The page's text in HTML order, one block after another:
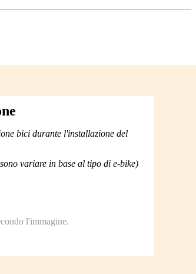
bici durante l'installazione del
variare in base al tipo di e-bike)
l'immagine.